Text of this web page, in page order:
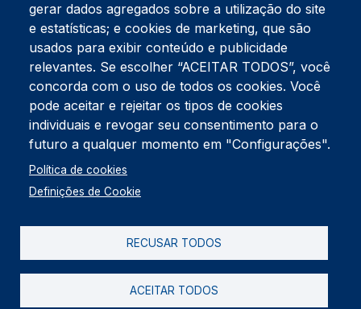
Endereço Postal
Apartado 42
Rua Gil Eanes 31
3834-908 Gafanha da Nazaré
Estúdios
Rua Prior Guerra
Edifício do Centro Cultural da Gafanha da Nazaré
3830-556 Gafanha da Nazaré
Rodapé
Cookies
Política de Privacidade
gerar dados agregados sobre a utilização do site
e estatísticas; e cookies de marketing, que são
usados para exibir conteúdo e publicidade
relevantes. Se escolher “ACEITAR TODOS”, você
concorda com o uso de todos os cookies. Você
pode aceitar e rejeitar os tipos de cookies
individuais e revogar seu consentimento para o
futuro a qualquer momento em "Configurações".
Política de cookies
Definições de Cookie
RECUSAR TODOS
ACEITAR TODOS